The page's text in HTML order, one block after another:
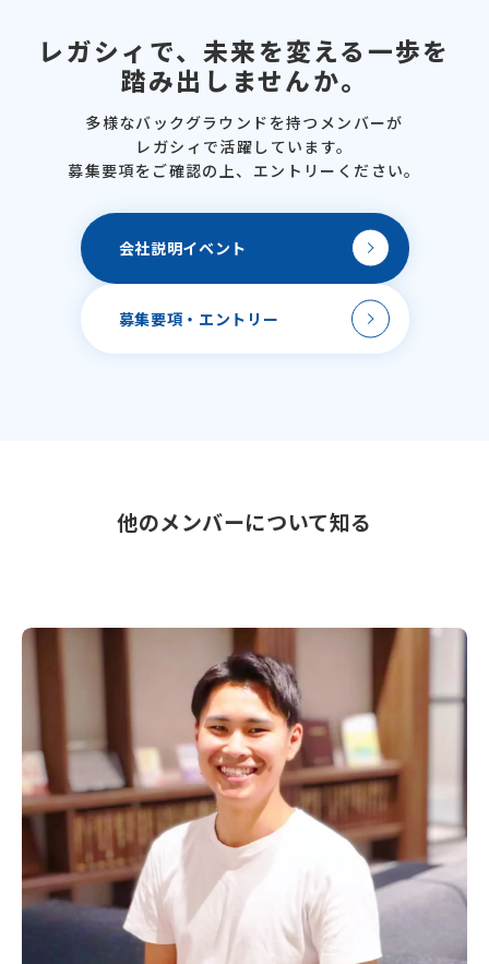
レガシィで、未来を変える一歩を
踏み出しませんか。
多様なバックグラウンドを持つメンバーが
レガシィで活躍しています。
募集要項をご確認の上、 エントリーください。
会社説明イベント
募集要項・ エントリー
他のメンバーについて知る